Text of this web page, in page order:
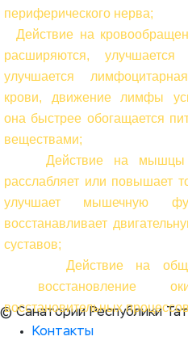
периферического нерва;
Действие на
расширяются,
улучшается
крови, движение лимфы
она быстрее обогащается
веществами;
Действие на мышцы
расслабляет или повышает
улучшает мышечную
восстанавливает
суставов;
Действие на
восстановление
восстановительных
© Санатории Республики
Контакты